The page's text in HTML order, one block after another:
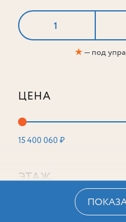
1
★— под
ЦЕНА
15 400 060 ₽
ЭТАЖ